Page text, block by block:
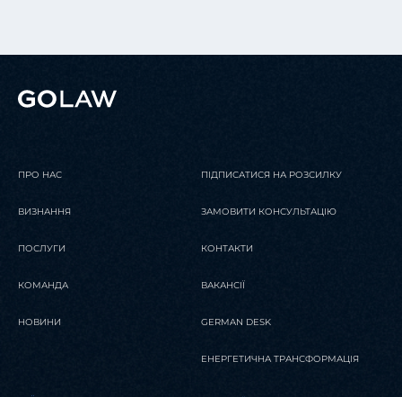
ПРО НАС
ВИЗНАННЯ
ПОСЛУГИ
КОМАНДА
НОВИНИ
ПІДПИСАТИСЯ НА РОЗСИЛКУ
ЗАМОВИТИ КОНСУЛЬТАЦІЮ
КОНТАКТИ
ВАКАНСІЇ
GERMAN DESK
ЕНЕРГЕТИЧНА ТРАНСФОРМАЦІЯ